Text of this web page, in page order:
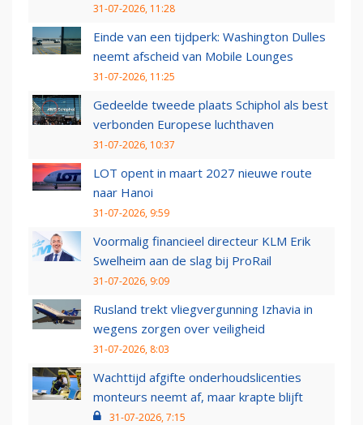
31-07-2026, 11:28
Einde van een tijdperk: Washington Dulles
neemt afscheid van Mobile Lounges
31-07-2026, 11:25
Gedeelde tweede plaats Schiphol als best
verbonden Europese luchthaven
31-07-2026, 10:37
LOT opent in maart 2027 nieuwe route
naar Hanoi
31-07-2026, 9:59
Voormalig financieel directeur KLM Erik
Swelheim aan de slag bij ProRail
31-07-2026, 9:09
Rusland trekt vliegvergunning Izhavia in
wegens zorgen over veiligheid
31-07-2026, 8:03
Wachttijd afgifte onderhoudslicenties
monteurs neemt af, maar krapte blijft
31-07-2026, 7:15